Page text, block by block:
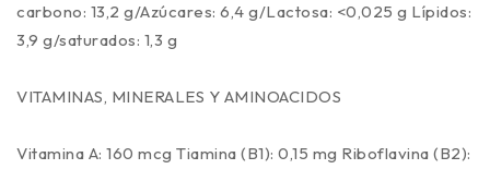
carbono: 13,2 g/Azúcares: 6,4 g/Lactosa: <0,025 g Lípidos:
3,9 g/saturados: 1,3 g
VITAMINAS, MINERALES Y AMINOACIDOS
Vitamina A: 160 mcg Tiamina (B1): 0,15 mg Riboflavina (B2):